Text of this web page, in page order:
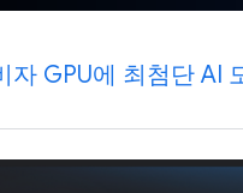
자 GPU에 최첨단 AI